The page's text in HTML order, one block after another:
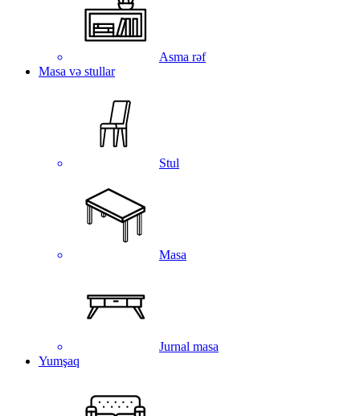
Asma rəf
Masa və stullar
Stul
Masa
Jurnal masa
Yumşaq